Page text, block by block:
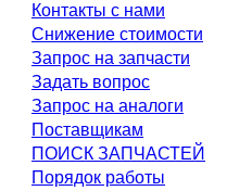
Контакты с нами
Снижение стоимости
Запрос на запчасти
Задать вопрос
Запрос на аналоги
Поставщикам
ПОИСК ЗАПЧАСТЕЙ
Порядок работы